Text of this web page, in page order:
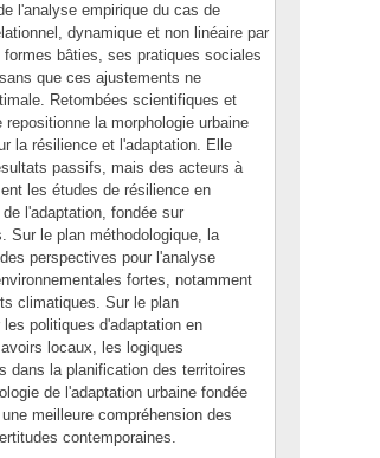
l'analyse empirique du cas de
dynamique et non linéaire par
bâties, ses pratiques sociales
que ces ajustements ne
Retombées scientifiques et
la morphologie urbaine
la résilience et l'adaptation. Elle
passifs, mais des acteurs à
les études de résilience en
l'adaptation, fondée sur
Sur le plan méthodologique, la
perspectives pour l'analyse
fortes, notamment
climatiques. Sur le plan
politiques d'adaptation en
locaux, les logiques
dans la planification des territoires
de l'adaptation urbaine fondée
meilleure compréhension des
contemporaines.